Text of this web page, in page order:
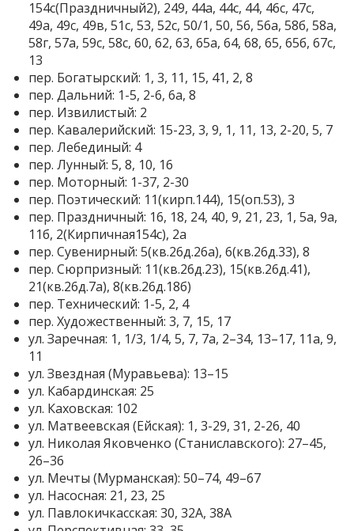
154с(Праздничный2), 249, 44а, 44с, 44, 46с, 47с,
49а, 49с, 49в, 51с, 53, 52с, 50/1, 50, 56, 56а, 58б, 58а,
58г, 57а, 59с, 58с, 60, 62, 63, 65а, 64, 68, 65, 65б, 67с,
13
пер. Богатырский: 1, 3, 11, 15, 41, 2, 8
пер. Дальний: 1-5, 2-6, 6а, 8
пер. Извилистый: 2
пер. Кавалерийский: 15-23, 3, 9, 1, 11, 13, 2-20, 5, 7
пер. Лебединый: 4
пер. Лунный: 5, 8, 10, 16
пер. Моторный: 1-37, 2-30
пер. Поэтический: 11(кирп.144), 15(оп.53), 3
пер. Праздничный: 16, 18, 24, 40, 9, 21, 23, 1, 5а, 9а,
11б, 2(Кирпичная154с), 2а
пер. Сувенирный: 5(кв.26д.26а), 6(кв.26д.33), 8
пер. Сюрпризный: 11(кв.26д.23), 15(кв.26д.41),
21(кв.26д.7а), 8(кв.26д.18б)
пер. Технический: 1-5, 2, 4
пер. Художественный: 3, 7, 15, 17
ул. Заречная: 1, 1/3, 1/4, 5, 7, 7а, 2–34, 13–17, 11а, 9,
11
ул. Звездная (Муравьева): 13–15
ул. Кабардинская: 25
ул. Каховская: 102
ул. Матвеевская (Ейская): 1, 3-29, 31, 2-26, 40
ул. Николая Яковченко (Станиславского): 27–45,
26–36
ул. Мечты (Мурманская): 50–74, 49–67
ул. Насосная: 21, 23, 25
ул. Павлокичкасская: 30, 32А, 38А